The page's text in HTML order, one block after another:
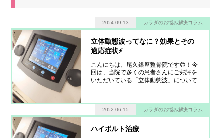
2024.09.13 カラダのお悩み解決コラム
立体動態波ってなに？効果とその
適応症状⚡
こんにちは、尾久銀座整骨院です😊！今
回は、当院で多くの患者さんにご好評を
いただいている「立体動態波」について
す。立体動態波は、3対の異なる高い周
波数の電流を生体内部で干渉させること
2022.06.15 カラダのお悩み解決コラム
ハイボルト治療